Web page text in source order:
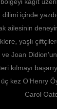
içinde
ailesinin
yaşlı
ve Joan
kılmayı
kez O’Henry
Carol